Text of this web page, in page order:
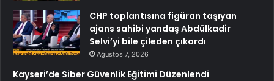
CHP toplantısına figüran taşıyan
ajans sahibi yandaş Abdülkadir
Selvi’yi bile çileden çıkardı
Ağustos 7, 2026
Kayseri’de Siber Güvenlik Eğitimi Düzenlendi